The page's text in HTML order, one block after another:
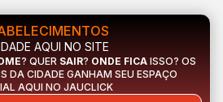
AQUI NO SITE
? QUER SAIR? ONDE FICAISSO? OS
DA CIDADE GANHAM SEU ESPAÇO
AQUI NO JAUCLICK